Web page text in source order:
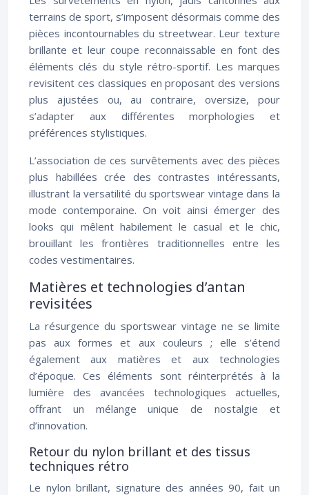
terrains de sport, s’imposent désormais comme des
pièces incontournables du streetwear. Leur texture
brillante et leur coupe reconnaissable en font des
éléments clés du style rétro-sportif. Les marques
revisitent ces classiques en proposant des versions
plus ajustées ou, au contraire, oversize, pour
s’adapter aux différentes morphologies et
préférences stylistiques.
L’association de ces survêtements avec des pièces
plus habillées crée des contrastes intéressants,
illustrant la versatilité du sportswear vintage dans la
mode contemporaine. On voit ainsi émerger des
looks qui mêlent habilement le casual et le chic,
brouillant les frontières traditionnelles entre les
codes vestimentaires.
Matières et technologies d’antan
revisitées
La résurgence du sportswear vintage ne se limite
pas aux formes et aux couleurs ; elle s’étend
également aux matières et aux technologies
d’époque. Ces éléments sont réinterprétés à la
lumière des avancées technologiques actuelles,
offrant un mélange unique de nostalgie et
d’innovation.
Retour du nylon brillant et des tissus
techniques rétro
Le nylon brillant, signature des années 90, fait un